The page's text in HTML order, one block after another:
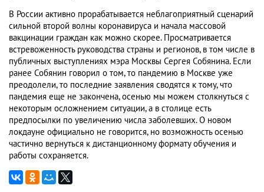
В России активно прорабатывается неблагоприятный сценарий
сильной второй волны коронавируса и начала массовой
вакцинации граждан как можно скорее. Просматривается
встревоженность руководства страны и регионов, в том числе в
публичных выступлениях мэра Москвы Сергея Собянина. Если
ранее Собянин говорил о том, то пандемию в Москве уже
преодолели, то последние заявления сводятся к тому, что
пандемия еще не закончена, осенью мы можем столкнуться с
некоторым осложнением ситуации, а в столице есть
предпосылки по увеличению числа заболевших. О новом
локдауне официально не говорится, но возможность осенью
частично вернуться к дистанционному формату обучения и
работы сохраняется.